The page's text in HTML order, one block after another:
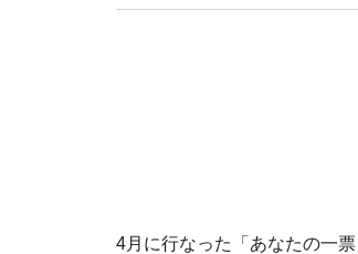
4月に行なった「あなたの一